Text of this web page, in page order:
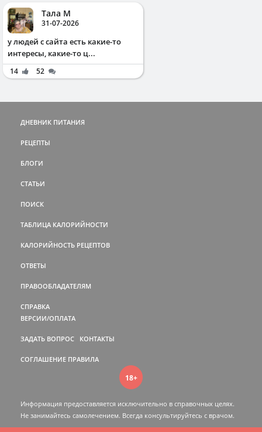
Тала М
31-07-2026
у людей с сайта есть какие-то
интересы, какие-то ц...
14 52
ДНЕВНИК ПИТАНИЯ
РЕЦЕПТЫ
БЛОГИ
СТАТЬИ
ПОИСК
ТАБЛИЦА КАЛОРИЙНОСТИ
КАЛОРИЙНОСТЬ РЕЦЕПТОВ
ОТВЕТЫ
ПРАВООБЛАДАТЕЛЯМ
СПРАВКА
ВЕРСИИ/ОПЛАТА
ЗАДАТЬ ВОПРОС КОНТАКТЫ
СОГЛАШЕНИЕ ПРАВИЛА
18+
Информация предоставляется исключительно в справочных целях.
Не занимайтесь самолечением. Всегда консультируйтесь c врачом.